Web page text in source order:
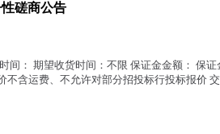
磋商公告
： 期望收货时间：不限 保证金金额： 保
含运费、不允许对部分招投标行投标报价